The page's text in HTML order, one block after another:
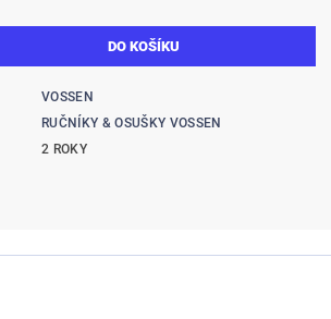
VOSSEN
RUČNÍKY & OSUŠKY VOSSEN
2 ROKY